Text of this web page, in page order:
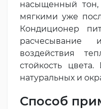
насыщенный
мягкими уже
Кондиционер
воздействия
стойкость
натуральных и
Способ